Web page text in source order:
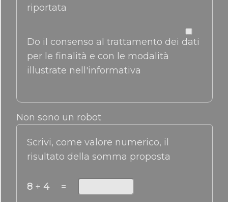
riportata
Do il consenso al trattamento dei dati
per le finalità e con le modalità
illustrate nell'informativa
Non sono un robot
Scrivi, come valore numerico, il
risultato della somma proposta
8 + 4=